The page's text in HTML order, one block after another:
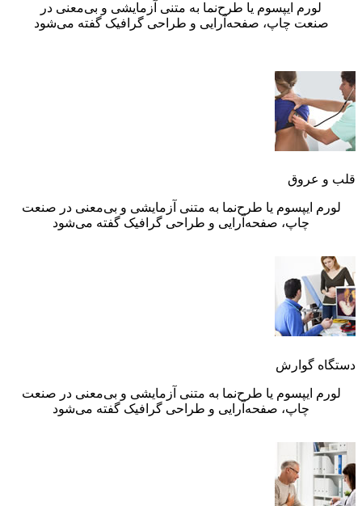
لورم ایپسوم یا طرح‌نما به متنی آزمایشی و بی‌معنی در
صنعت چاپ، صفحه‌آرایی و طراحی گرافیک گفته می‌شود
قلب و عروق
لورم ایپسوم یا طرح‌نما به متنی آزمایشی و بی‌معنی در صنعت
چاپ، صفحه‌آرایی و طراحی گرافیک گفته می‌شود
دستگاه گوارش
لورم ایپسوم یا طرح‌نما به متنی آزمایشی و بی‌معنی در صنعت
چاپ، صفحه‌آرایی و طراحی گرافیک گفته می‌شود